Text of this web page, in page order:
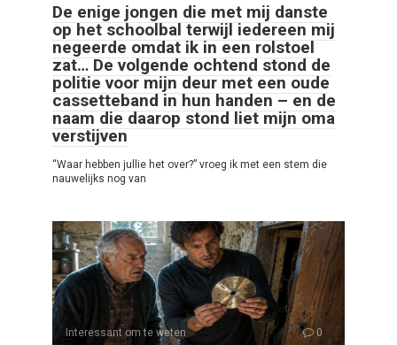
De enige jongen die met mij danste
op het schoolbal terwijl iedereen mij
negeerde omdat ik in een rolstoel
zat… De volgende ochtend stond de
politie voor mijn deur met een oude
cassetteband in hun handen – en de
naam die daarop stond liet mijn oma
verstijven
“Waar hebben jullie het over?” vroeg ik met een stem die
nauwelijks nog van
Interessant om te weten 0